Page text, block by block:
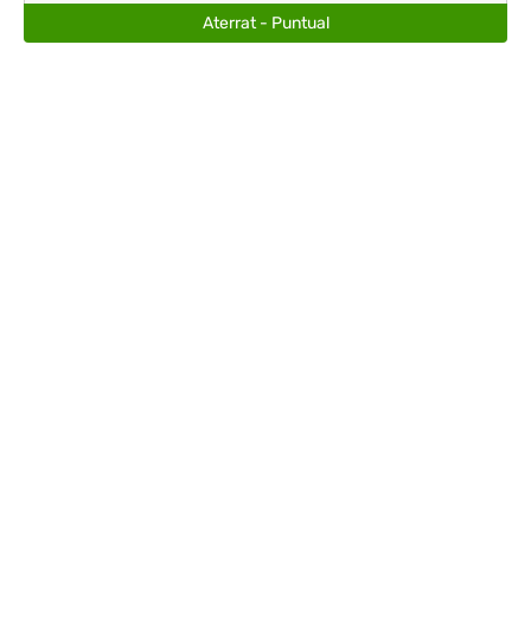
Aterrat - Puntual